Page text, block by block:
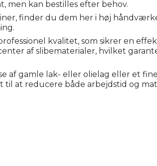
men kan bestilles efter behov.
finder du dem her i høj
kvalitet, som sikrer en
af slibematerialer, hvilket
af gamle lak- eller olielag eller et
til at reducere både arbejdstid og